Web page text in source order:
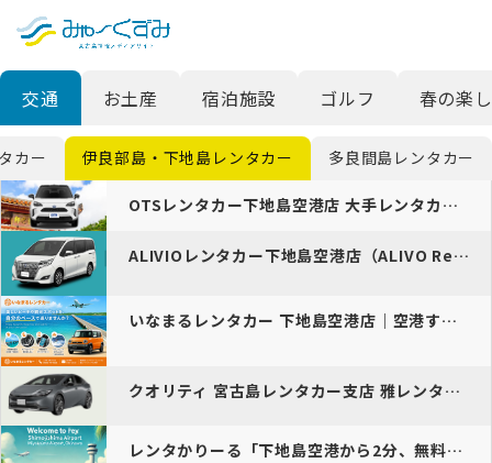
English
交通 お土産 宿泊施設 ゴルフ 春の楽
カー 伊良部島・下地島レンタカー 多良間島レンタカー
OTSレンタカー下地島空港店 大手レンタカー会社の下地島空港支店｜初…
ALIVIOレンタカー下地島空港店（ALIVO Rent-A-Car…
いなまるレンタカー 下地島空港店｜空港すぐ・便利な島ドライブの定番
クオリティ 宮古島レンタカー支店 雅レンタカー「LET’…
レンタかりーる「下地島空港から2分、無料送迎付きの便利なレンタカーサ…